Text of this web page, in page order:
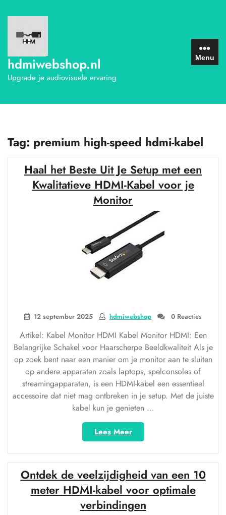
naar
inhoud
hdmiwebshop.nl
Upgrade je audiovisuele ervaring
Menu
Tag: premium high-speed hdmi-kabel
Haal het Beste Uit Je Setup met een
Kwalitatieve HDMI-Kabel voor je
Monitor
12 september 2025 hdmiwebshop 0 Reacties
Artikel: Kabel Monitor HDMI Kabel Monitor HDMI: Een
Belangrijke Schakel voor Haarscherpe Beeldkwaliteit Als je
op zoek bent naar een manier om je monitor aan te sluiten
op andere apparaten zoals laptops, spelconsoles of
streamingapparaten, is een HDMI-kabel een essentieel
accessoire dat niet mag ontbreken in je setup. Met de juiste
kabel kun je genieten …
Lees Meer“Haal
het
Beste
Uit
Je
Setup
met
een
Ontdek de veelzijdigheid van een 10
meter HDMI-kabel voor optimale
verbindingen